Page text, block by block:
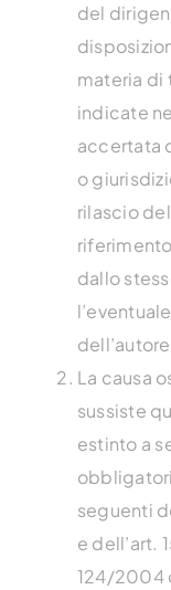
del
materia di
indicate
accertata
o
rilascio
dallo
La causa
sussiste
estinto a
seguenti
e dell’art.
124/2004